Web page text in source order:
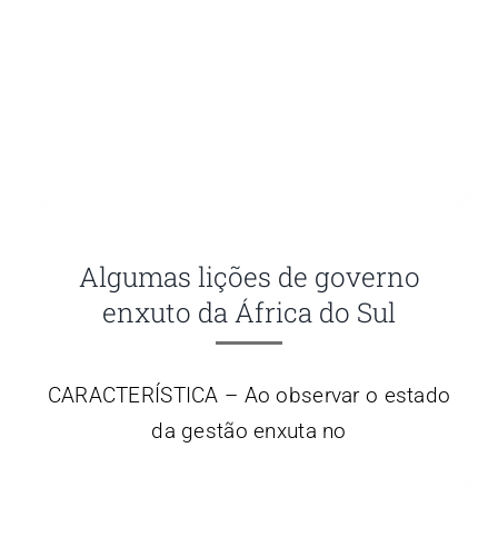
Algumas lições de governo
enxuto da África do Sul
CARACTERÍSTICA – Ao observar o estado
da gestão enxuta no